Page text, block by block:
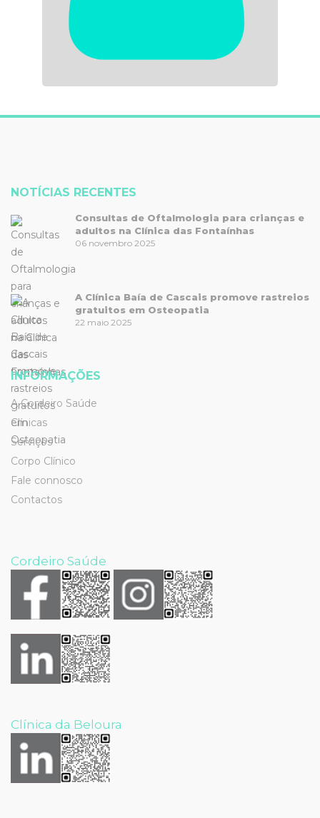
NOTÍCIAS RECENTES
Consultas de Oftalmologia para crianças e
adultos na Clínica das Fontaínhas
06 novembro 2025
A Clínica Baía de Cascais promove rastreios
gratuitos em Osteopatia
22 maio 2025
INFORMAÇÕES
A Cordeiro Saúde
Clínicas
Serviços
Corpo Clínico
Fale connosco
Contactos
Cordeiro Saúde
Clínica da Beloura